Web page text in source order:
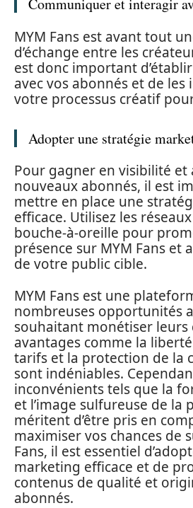
Communiquer et interagir
MYM Fans est avant tout
d’échange entre les
est donc important
avec vos abonnés et de
votre processus créatif
Adopter une stratégie
Pour gagner en visibilité et
nouveaux abonnés, il est
mettre en place une
efficace. Utilisez les
bouche-à-oreille pour
présence sur MYM Fans et
de votre public cible.
MYM Fans est une
nombreuses opportunités
souhaitant monétiser leurs
avantages comme la
tarifs et la protection de la
sont indéniables.
inconvénients tels que la
et l’image sulfureuse de la
méritent d’être pris en
maximiser vos chances de
Fans, il est essentiel
marketing efficace et de
contenus de qualité et
abonnés.